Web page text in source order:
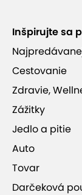
V
Björnson
Inšpirujte sa
Cestovanie
Zdravie,
Zážitky
Jedlo a pitie
Auto
Tovar
Darčeková